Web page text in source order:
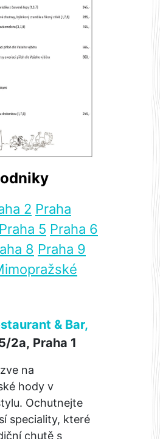
2 Praha
Praha 5 Praha 6
8 Praha 9
& Bar,
2a, Praha 1
na
hody v
Ochutnejte
speciality, které
chutě s